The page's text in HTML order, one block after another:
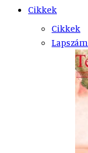
Cikkek
Cikkek